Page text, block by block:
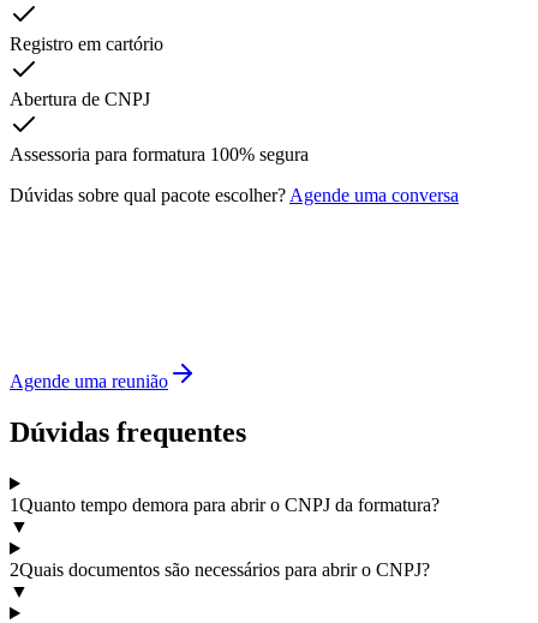
Registro em cartório
Abertura de CNPJ
Assessoria para formatura 100% segura
Dúvidas sobre qual pacote escolher? Agende uma conversa
Agende uma reunião
Dúvidas frequentes
1Quanto tempo demora para abrir o CNPJ da formatura?
▼
2Quais documentos são necessários para abrir o CNPJ?
▼